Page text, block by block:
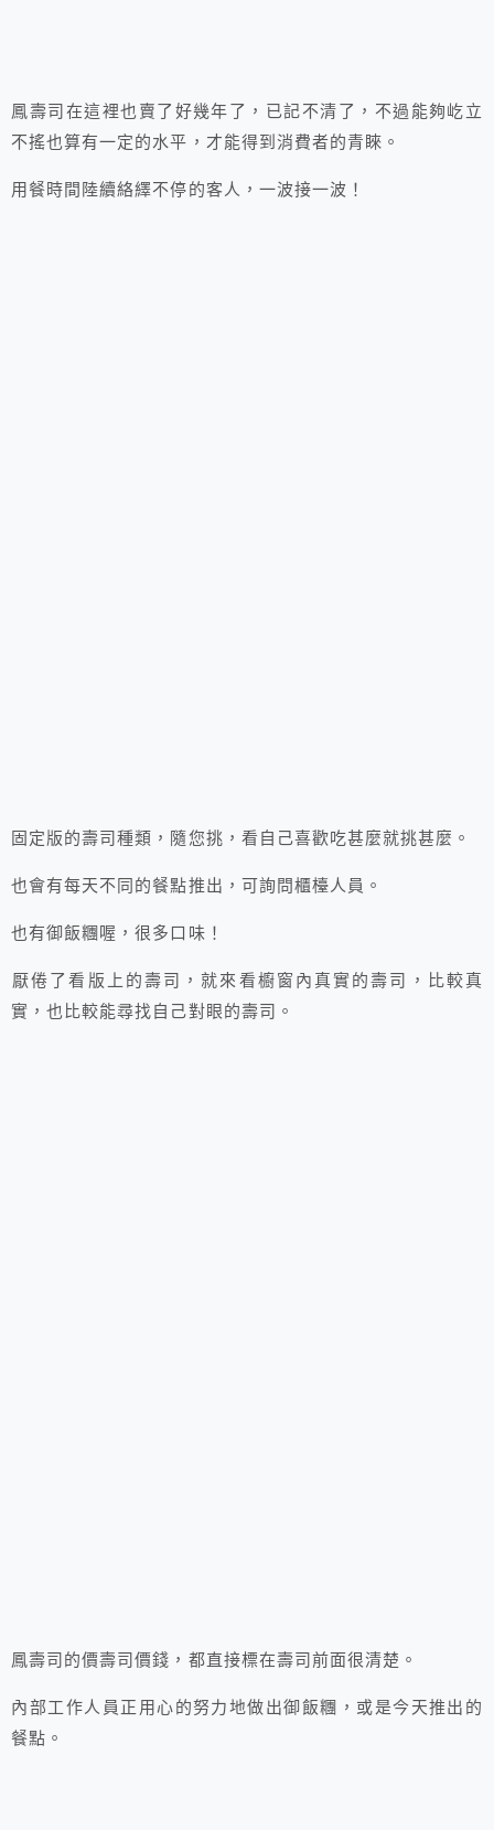
鳳壽司在這裡也賣了好幾年了，已記不清了，不過能夠屹立
不搖也算有一定的水平，才能得到消費者的青睞。
用餐時間陸續絡繹不停的客人，一波接一波！
固定版的壽司種類，隨您挑，看自己喜歡吃甚麼就挑甚麼。
也會有每天不同的餐點推出，可詢問櫃檯人員。
也有御飯糰喔，很多口味！
厭倦了看版上的壽司，就來看櫥窗內真實的壽司，比較真
實，也比較能尋找自己對眼的壽司。
鳳壽司的價壽司價錢，都直接標在壽司前面很清楚。
內部工作人員正用心的努力地做出御飯糰，或是今天推出的
餐點。